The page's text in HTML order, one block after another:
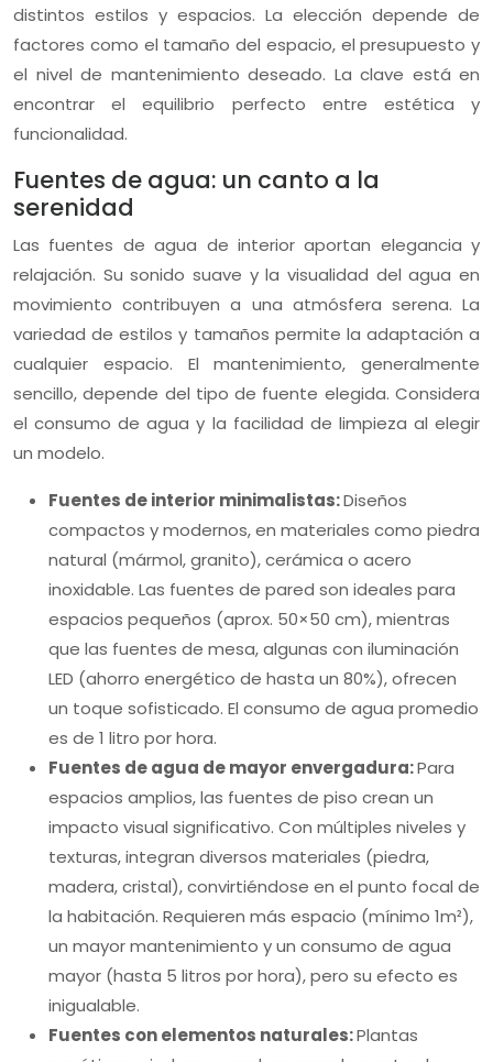
distintos estilos y espacios. La elección depende de
factores como el tamaño del espacio, el presupuesto y
el nivel de mantenimiento deseado. La clave está en
encontrar el equilibrio perfecto entre estética y
funcionalidad.
Fuentes de agua: un canto a la
serenidad
Las fuentes de agua de interior aportan elegancia y
relajación. Su sonido suave y la visualidad del agua en
movimiento contribuyen a una atmósfera serena. La
variedad de estilos y tamaños permite la adaptación a
cualquier espacio. El mantenimiento, generalmente
sencillo, depende del tipo de fuente elegida. Considera
el consumo de agua y la facilidad de limpieza al elegir
un modelo.
Fuentes de interior minimalistas:Diseños
compactos y modernos, en materiales como piedra
natural (mármol, granito), cerámica o acero
inoxidable. Las fuentes de pared son ideales para
espacios pequeños (aprox. 50×50 cm), mientras
que las fuentes de mesa, algunas con iluminación
LED (ahorro energético de hasta un 80%), ofrecen
un toque sofisticado. El consumo de agua promedio
es de 1 litro por hora.
Fuentes de agua de mayor envergadura:Para
espacios amplios, las fuentes de piso crean un
impacto visual significativo. Con múltiples niveles y
texturas, integran diversos materiales (piedra,
madera, cristal), convirtiéndose en el punto focal de
la habitación. Requieren más espacio (mínimo 1m²),
un mayor mantenimiento y un consumo de agua
mayor (hasta 5 litros por hora), pero su efecto es
inigualable.
Fuentes con elementos naturales:Plantas